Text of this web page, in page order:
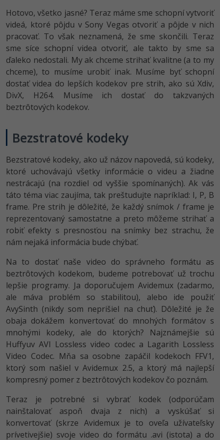
Hotovo, všetko jasné? Teraz máme sme schopní vytvoriť
videá, ktoré pôjdu v Sony Vegas otvoriť a pôjde v nich
pracovať. To však neznamená, že sme skončili. Teraz
sme síce schopní videa otvoriť, ale takto by sme sa
ďaleko nedostali. My ak chceme strihať kvalitne (a to my
chceme), to musíme urobiť inak. Musíme byť schopní
dostať videa do lepších kodekov pre strih, ako sú Xdiv,
DivX, H264. Musíme ich dostať do takzvaných
beztrôtových kodekov.
Bezstratové kodeky
Bezstratové kodeky, ako už názov napovedá, sú kodeky,
ktoré uchovávajú všetky informácie o videu a žiadne
nestrácajú (na rozdiel od vyššie spomínaných). Ak vás
táto téma viac zaujíma, tak preštudujte napríklad: I, P, B
frame. Pre strih je dôležité, že každý snímok / frame je
reprezentovaný samostatne a preto môžeme strihať a
robiť efekty s presnosťou na snímky bez strachu, že
nám nejaká informácia bude chýbať.
Na to dostať naše video do správneho formátu as
beztrôtových kodekom, budeme potrebovať už trochu
lepšie programy. Ja doporučujem Avidemux (zadarmo,
ale máva problém so stabilitou), alebo ide použiť
AvySinth (nikdy som neprišiel na chuť). Dôležité je že
obaja dokážem konvertovať do mnohých formátov s
mnohými kodeky, ale do ktorých? Najznámejšie sú
Huffyuv AVI Lossless video codec a Lagarith Lossless
Video Codec. Mňa sa osobne zapáčil kodekoch FFV1,
ktorý som našiel v Avidemux 2.5, a ktorý má najlepší
kompresný pomer z beztrôtových kodekov čo poznám.
Teraz je potrebné si vybrať kodek (odporúčam
nainštalovať aspoň dvaja z nich) a vyskúšať si
konvertovať (skrze Avidemux je to oveľa užívateľsky
prívetivejšie) svoje video do formátu .avi (istota) a do